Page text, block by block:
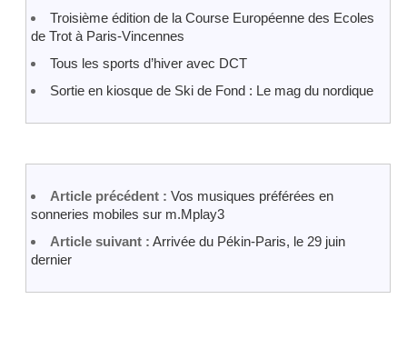
Troisième édition de la Course Européenne des Ecoles
de Trot à Paris-Vincennes
Tous les sports d’hiver avec DCT
Sortie en kiosque de Ski de Fond : Le mag du nordique
Article précédent : Vos musiques préférées en
sonneries mobiles sur m.Mplay3
Article suivant : Arrivée du Pékin-Paris, le 29 juin
dernier